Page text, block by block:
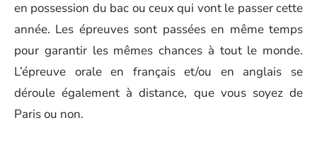
en possession du bac ou ceux qui vont le passer cette
année. Les épreuves sont passées en même temps
pour garantir les mêmes chances à tout le monde.
L’épreuve orale en français et/ou en anglais se
déroule également à distance, que vous soyez de
Paris ou non.